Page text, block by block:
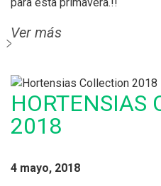
Ver más
HORTENSIAS
2018
4 mayo, 2018